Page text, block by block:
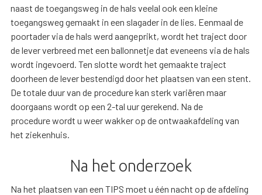
naast de toegangsweg in de hals veelal ook een kleine
toegangsweg gemaakt in een slagader in de lies. Eenmaal de
poortader via de hals werd aangeprikt, wordt het traject door
de lever verbreed met een ballonnetje dat eveneens via de hals
wordt ingevoerd. Ten slotte wordt het gemaakte traject
doorheen de lever bestendigd door het plaatsen van een stent.
De totale duur van de procedure kan sterk variëren maar
doorgaans wordt op een 2-tal uur gerekend. Na de
procedure wordt u weer wakker op de ontwaakafdeling van
het ziekenhuis.
Na het onderzoek
Na het plaatsen van een TIPS moet u één nacht op de afdeling